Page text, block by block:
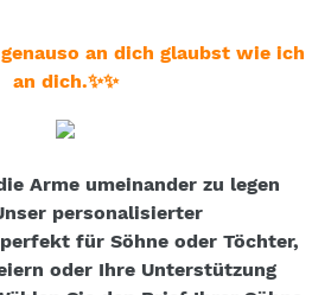
an dich glaubst wie ich
an dich.✨✨
Arme umeinander zu legen
personalisierter
für Söhne oder Töchter,
oder Ihre Unterstützung